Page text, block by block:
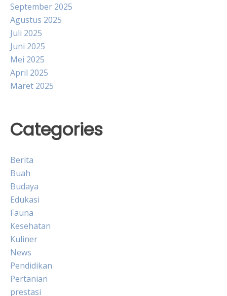
September 2025
Agustus 2025
Juli 2025
Juni 2025
Mei 2025
April 2025
Maret 2025
Categories
Berita
Buah
Budaya
Edukasi
Fauna
Kesehatan
Kuliner
News
Pendidikan
Pertanian
prestasi